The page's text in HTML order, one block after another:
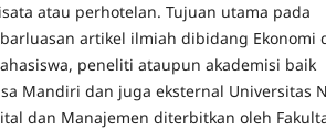
atau perhotelan. Tujuan utama pada
artikel ilmiah dibidang Ekonomi
peneliti ataupun akademisi baik
Mandiri dan juga eksternal Universitas
dan Manajemen diterbitkan oleh